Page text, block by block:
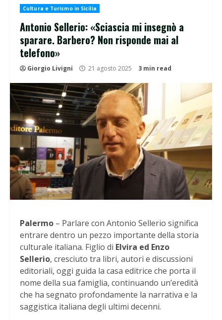
Cultura e Turismo in Sicilia
Antonio Sellerio: «Sciascia mi insegnò a
sparare. Barbero? Non risponde mai al
telefono»
Giorgio Livigni 21 agosto 2025 3 min read
Palermo – Parlare con Antonio Sellerio significa
entrare dentro un pezzo importante della storia
culturale italiana. Figlio di Elvira ed Enzo
Sellerio, cresciuto tra libri, autori e discussioni
editoriali, oggi guida la casa editrice che porta il
nome della sua famiglia, continuando un’eredità
che ha segnato profondamente la narrativa e la
saggistica italiana degli ultimi decenni.